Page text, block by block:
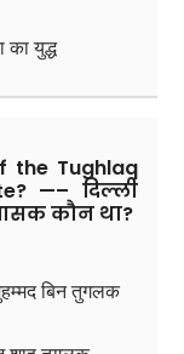
युद्ध
the Tughlaq
—– दिल्ली
कौन था?
बिन तुगलक